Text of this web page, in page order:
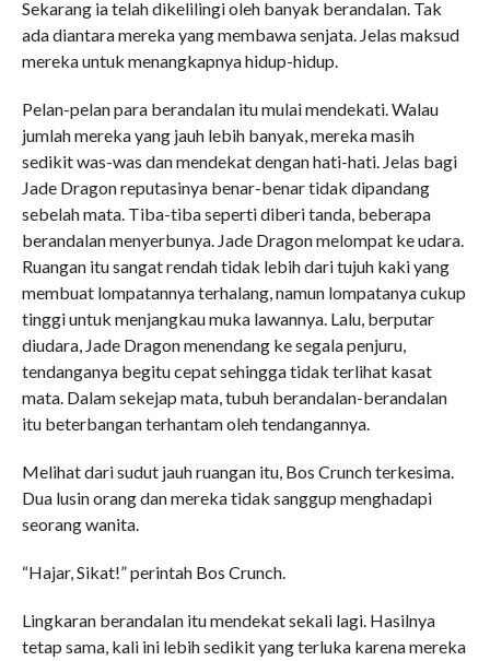
Sekarang ia telah dikelilingi oleh banyak berandalan. Tak
ada diantara mereka yang membawa senjata. Jelas maksud
mereka untuk menangkapnya hidup-hidup.
Pelan-pelan para berandalan itu mulai mendekati. Walau
jumlah mereka yang jauh lebih banyak, mereka masih
sedikit was-was dan mendekat dengan hati-hati. Jelas bagi
Jade Dragon reputasinya benar-benar tidak dipandang
sebelah mata. Tiba-tiba seperti diberi tanda, beberapa
berandalan menyerbunya. Jade Dragon melompat ke udara.
Ruangan itu sangat rendah tidak lebih dari tujuh kaki yang
membuat lompatannya terhalang, namun lompatanya cukup
tinggi untuk menjangkau muka lawannya. Lalu, berputar
diudara, Jade Dragon menendang ke segala penjuru,
tendanganya begitu cepat sehingga tidak terlihat kasat
mata. Dalam sekejap mata, tubuh berandalan-berandalan
itu beterbangan terhantam oleh tendangannya.
Melihat dari sudut jauh ruangan itu, Bos Crunch terkesima.
Dua lusin orang dan mereka tidak sanggup menghadapi
seorang wanita.
“Hajar, Sikat!” perintah Bos Crunch.
Lingkaran berandalan itu mendekat sekali lagi. Hasilnya
tetap sama, kali ini lebih sedikit yang terluka karena mereka